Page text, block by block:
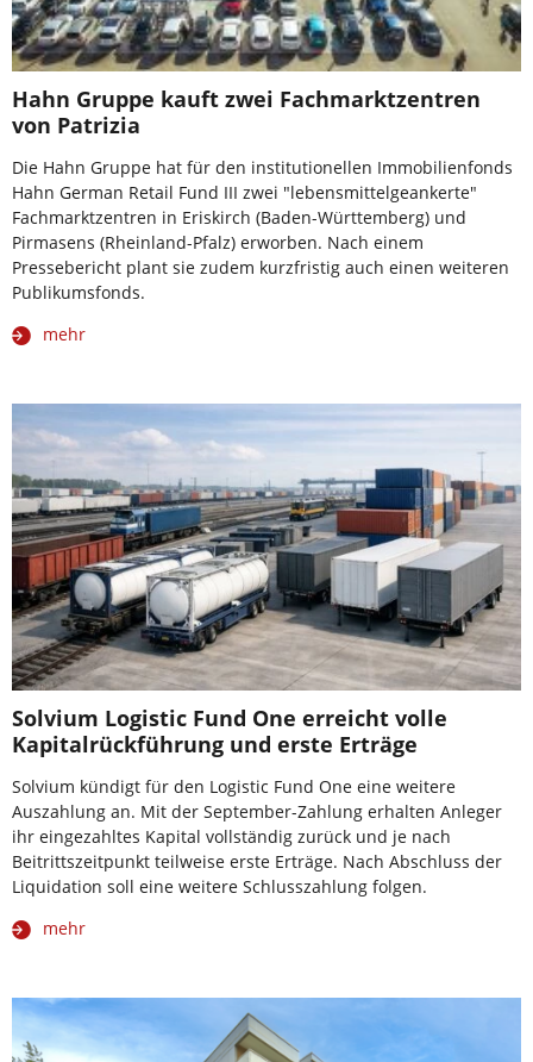
Hahn Gruppe kauft zwei Fachmarktzentren
von Patrizia
Die Hahn Gruppe hat für den institutionellen Immobilienfonds
Hahn German Retail Fund III zwei "lebensmittelgeankerte"
Fachmarktzentren in Eriskirch (Baden-Württemberg) und
Pirmasens (Rheinland-Pfalz) erworben. Nach einem
Pressebericht plant sie zudem kurzfristig auch einen weiteren
Publikumsfonds.
mehr
Solvium Logistic Fund One erreicht volle
Kapitalrückführung und erste Erträge
Solvium kündigt für den Logistic Fund One eine weitere
Auszahlung an. Mit der September-Zahlung erhalten Anleger
ihr eingezahltes Kapital vollständig zurück und je nach
Beitrittszeitpunkt teilweise erste Erträge. Nach Abschluss der
Liquidation soll eine weitere Schlusszahlung folgen.
mehr